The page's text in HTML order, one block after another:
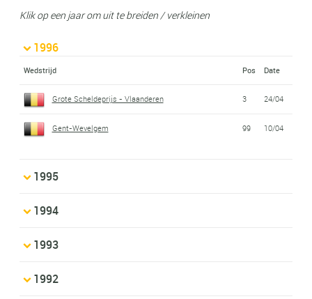
Klik op een jaar om uit te breiden / verkleinen
1996
Wedstrijd Pos Date
Grote Scheldeprijs - Vlaanderen 3 24/04
Gent-Wevelgem 99 10/04
1995
1994
1993
1992